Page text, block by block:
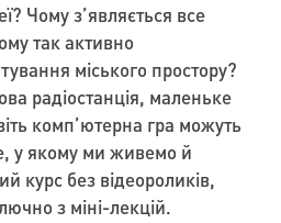
Чому з’являється все
так активно
міського простору?
радіостанція, маленьке
комп’ютерна гра можуть
у якому ми живемо й
курс без відеороликів,
з міні-лекцій.